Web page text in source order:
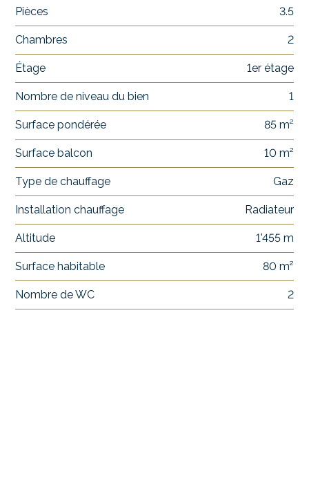
Pièces 3.5
Chambres 2
Étage 1er étage
Nombre de niveau du bien 1
Surface pondérée 85 m²
Surface balcon 10 m²
Type de chauffage Gaz
Installation chauffage Radiateur
Altitude 1'455 m
Surface habitable 80 m²
Nombre de WC 2